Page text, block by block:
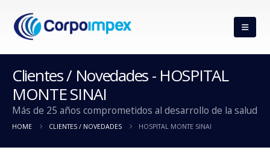
Clientes / Novedades - HOSPITAL
MONTE SINAI
Más de 25 años comprometidos al desarrollo de la salud
HOME CLIENTES / NOVEDADES HOSPITAL MONTE SINAI